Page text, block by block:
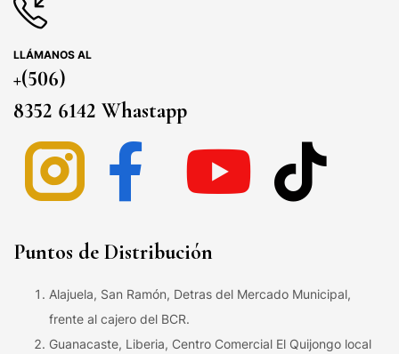
LLÁMANOS AL
+(506)
8352 6142 Whastapp
Puntos de Distribución
Alajuela, San Ramón, Detras del Mercado Municipal,
frente al cajero del BCR.
Guanacaste, Liberia, Centro Comercial El Quijongo local